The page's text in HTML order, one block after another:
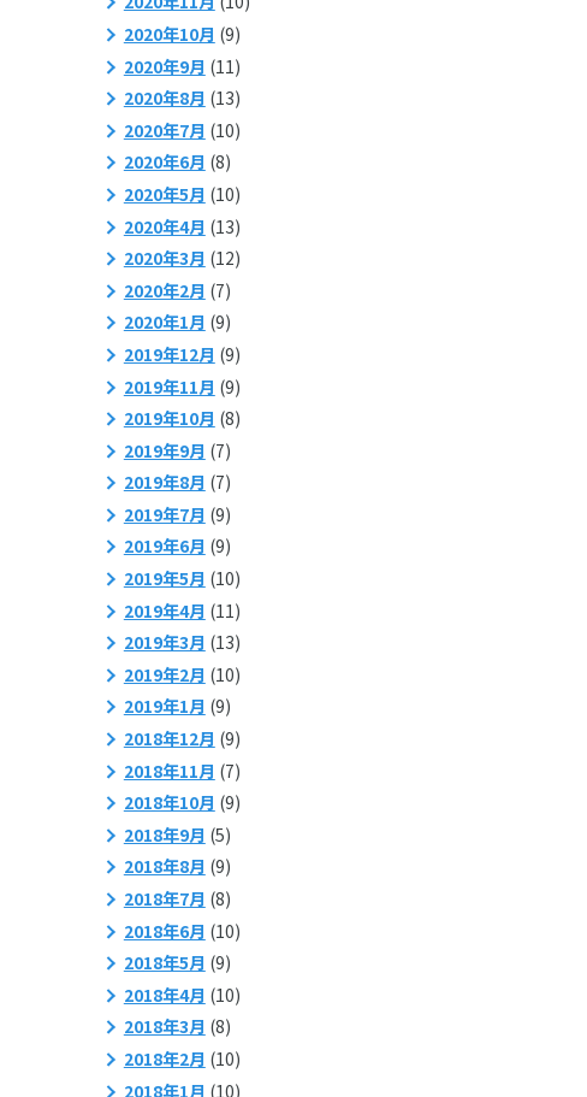
2020年10月 (9)
2020年9月 (11)
2020年8月 (13)
2020年7月 (10)
2020年6月 (8)
2020年5月 (10)
2020年4月 (13)
2020年3月 (12)
2020年2月 (7)
2020年1月 (9)
2019年12月 (9)
2019年11月 (9)
2019年10月 (8)
2019年9月 (7)
2019年8月 (7)
2019年7月 (9)
2019年6月 (9)
2019年5月 (10)
2019年4月 (11)
2019年3月 (13)
2019年2月 (10)
2019年1月 (9)
2018年12月 (9)
2018年11月 (7)
2018年10月 (9)
2018年9月 (5)
2018年8月 (9)
2018年7月 (8)
2018年6月 (10)
2018年5月 (9)
2018年4月 (10)
2018年3月 (8)
2018年2月 (10)
2018年1月 (10)